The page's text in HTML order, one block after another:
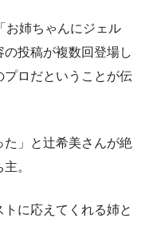
お姉ちゃんにジェル
投稿が複数回登場し
ロだということが伝
た」と辻希美さんが絶
。
に応えてくれる姉と